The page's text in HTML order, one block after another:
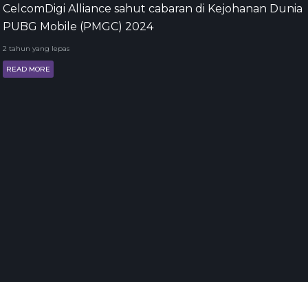
CelcomDigi Alliance sahut cabaran di Kejohanan Dunia
PUBG Mobile (PMGC) 2024
2 tahun yang lepas
READ MORE